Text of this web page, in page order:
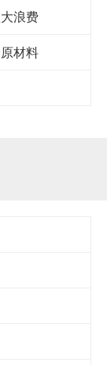
浪费
材料